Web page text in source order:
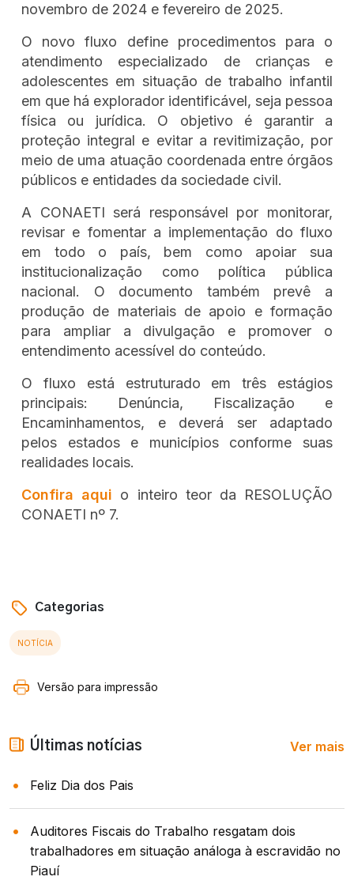
novembro de 2024 e fevereiro de 2025.
O novo fluxo define procedimentos para o
atendimento especializado de crianças e
adolescentes em situação de trabalho infantil
em que há explorador identificável, seja pessoa
física ou jurídica. O objetivo é garantir a
proteção integral e evitar a revitimização, por
meio de uma atuação coordenada entre órgãos
públicos e entidades da sociedade civil.
A CONAETI será responsável por monitorar,
revisar e fomentar a implementação do fluxo
em todo o país, bem como apoiar sua
institucionalização como política pública
nacional. O documento também prevê a
produção de materiais de apoio e formação
para ampliar a divulgação e promover o
entendimento acessível do conteúdo.
O fluxo está estruturado em três estágios
principais: Denúncia, Fiscalização e
Encaminhamentos, e deverá ser adaptado
pelos estados e municípios conforme suas
realidades locais.
Confira aqui o inteiro teor da
RESOLUÇÃO
CONAETI nº 7.
Categorias
NOTÍCIA
Versão para impressão
Últimas notícias Ver mais
Feliz Dia dos Pais
Auditores Fiscais do Trabalho resgatam dois
trabalhadores em situação análoga à escravidão no
Piauí